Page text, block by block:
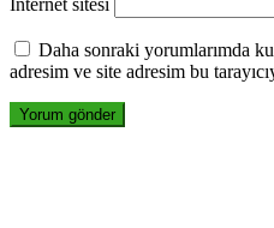
İnternet sitesi
Daha sonraki yorumlarımda
adresim ve site adresim bu